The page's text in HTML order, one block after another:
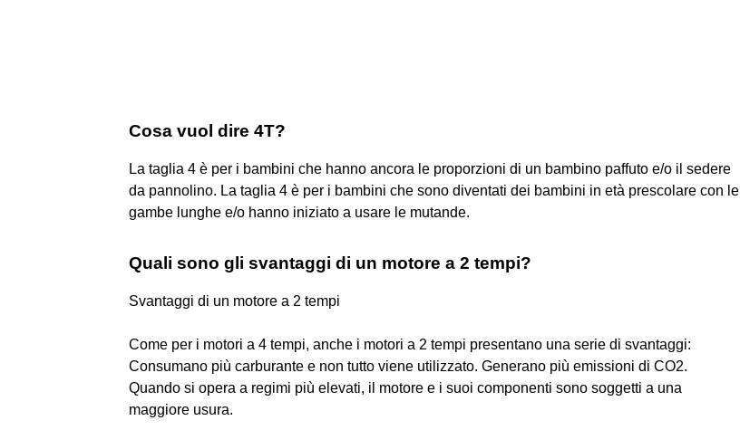
Cosa vuol dire 4T?
La taglia 4 è per i bambini che hanno ancora le proporzioni di un bambino paffuto e/o il sedere
da pannolino. La taglia 4 è per i bambini che sono diventati dei bambini in età prescolare con le
gambe lunghe e/o hanno iniziato a usare le mutande.
Quali sono gli svantaggi di un motore a 2 tempi?
Svantaggi di un motore a 2 tempi
Come per i motori a 4 tempi, anche i motori a 2 tempi presentano una serie di svantaggi:
Consumano più carburante e non tutto viene utilizzato. Generano più emissioni di CO2.
Quando si opera a regimi più elevati, il motore e i suoi componenti sono soggetti a una
maggiore usura.